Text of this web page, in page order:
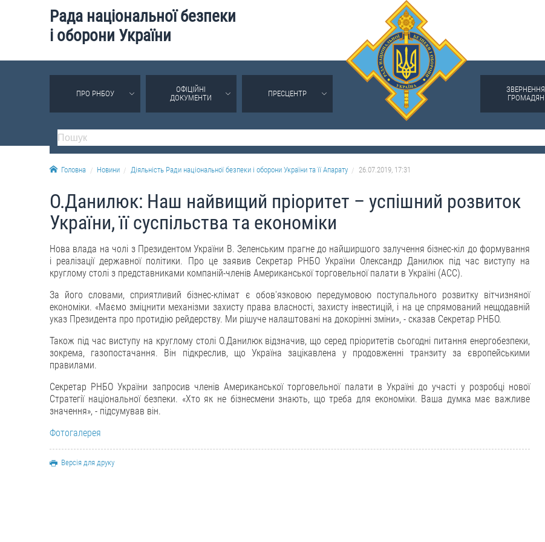
Рада національної безпеки
і оборони України
ПРО РНБОУ
ОФІЦІЙНІ
ДОКУМЕНТИ
ПРЕСЦЕНТР
ЗВЕРНЕННЯ
ГРОМАДЯН
Головна Новини Діяльність Ради національної безпеки і оборони України та її Апарату 26.07.2019, 17:31
О.Данилюк: Наш найвищий пріоритет – успішний розвиток
України, її суспільства та економіки
Нова влада на чолі з Президентом України В. Зеленським прагне до найширшого залучення бізнес-кіл до формування
і реалізації державної політики. Про це заявив Секретар РНБО України Олександр Данилюк під час виступу на
круглому столі з представниками компаній-членів Американської торговельної палати в Україні (АСС).
За його словами, сприятливий бізнес-клімат є обов'язковою передумовою поступального розвитку вітчизняної
економіки. «Маємо зміцнити механізми захисту права власності, захисту інвестицій, і на це спрямований нещодавній
указ Президента про протидію рейдерству. Ми рішуче налаштовані на докорінні зміни», - сказав Секретар РНБО.
Також під час виступу на круглому столі О.Данилюк відзначив, що серед пріоритетів сьогодні питання енергобезпеки,
зокрема, газопостачання. Він підкреслив, що Україна зацікавлена у продовженні транзиту за європейськими
правилами.
Секретар РНБО України запросив членів Американської торговельної палати в Україні до участі у розробці нової
Стратегії національної безпеки. «Хто як не бізнесмени знають, що треба для економіки. Ваша думка має важливе
значення», - підсумував він.
Фотогалерея
Версія для друку